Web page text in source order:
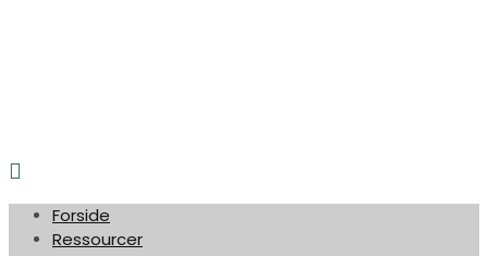
Forside
Ressourcer